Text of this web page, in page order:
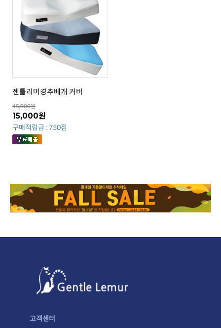
젠틀리머경추베개 커버
45,000원
15,000원
구매적립금 : 750점
고객센터